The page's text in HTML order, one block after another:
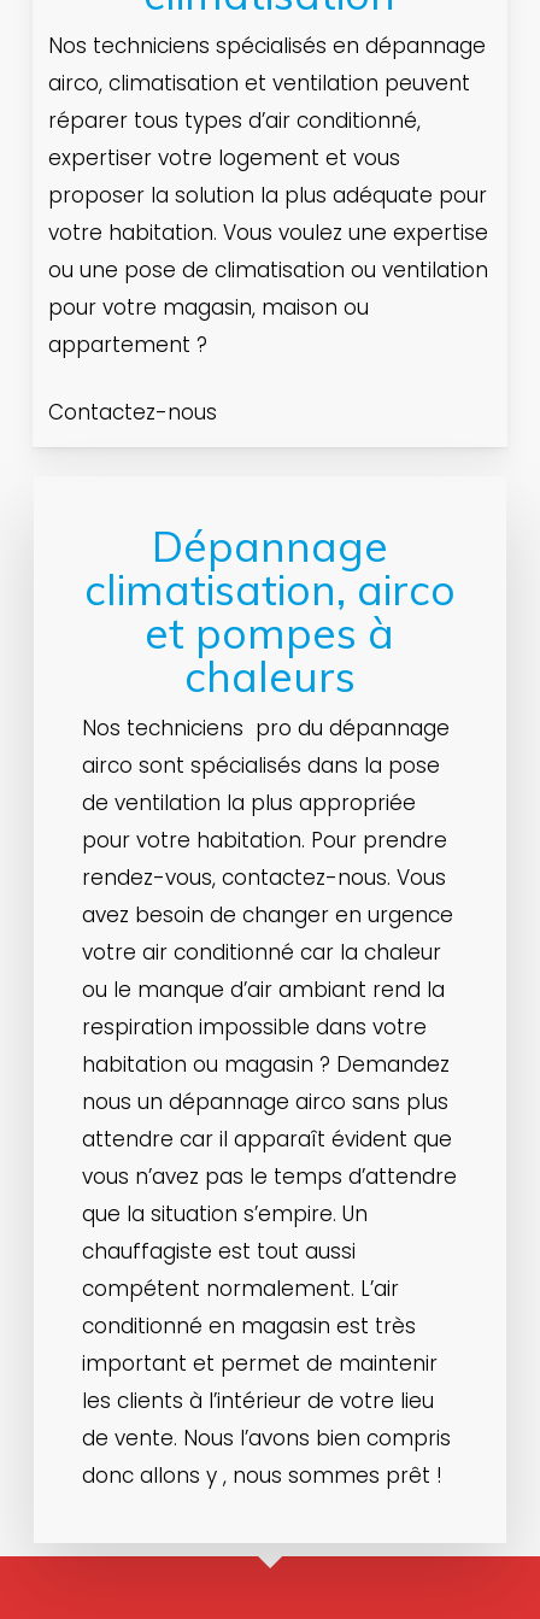
Nos techniciens spécialisés en dépannage
airco, climatisation et ventilation peuvent
réparer tous types d’air conditionné,
expertiser votre logement et vous
proposer la solution la plus adéquate pour
votre habitation. Vous voulez une expertise
ou une pose de climatisation ou ventilation
pour votre magasin, maison ou
appartement ?
Contactez-nous
Dépannage
climatisation, airco
et pompes à
chaleurs
Nos techniciens pro du dépannage
airco sont spécialisés dans la pose
de ventilation la plus appropriée
pour votre habitation. Pour prendre
rendez-vous, contactez-nous. Vous
avez besoin de changer en urgence
votre air conditionné car la chaleur
ou le manque d’air ambiant rend la
respiration impossible dans votre
habitation ou magasin ? Demandez
nous un dépannage airco sans plus
attendre car il apparaît évident que
vous n’avez pas le temps d’attendre
que la situation s’empire. Un
chauffagiste est tout aussi
compétent normalement. L’air
conditionné en magasin est très
important et permet de maintenir
les clients à l’intérieur de votre lieu
de vente. Nous l’avons bien compris
donc allons y , nous sommes prêt !